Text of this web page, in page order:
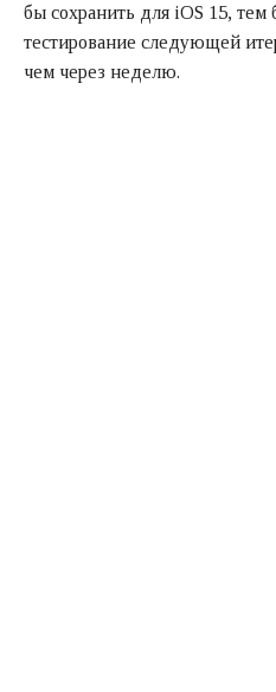
бы сохранить для iOS 15, тем
тестирование следующей
чем через неделю.